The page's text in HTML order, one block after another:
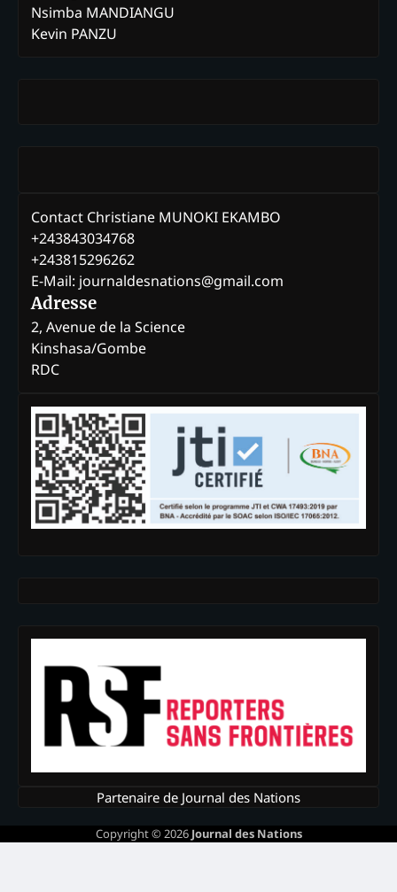
Nsimba MANDIANGU
Kevin PANZU
Contact Christiane MUNOKI EKAMBO
+243843034768
+243815296262
E-Mail: journaldesnations@gmail.com
Adresse
2, Avenue de la Science
Kinshasa/Gombe
RDC
Partenaire de Journal des Nations
Copyright © 2026 Journal des Nations